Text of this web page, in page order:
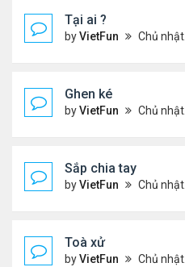
Tại ai ?
byVietFun Chủ nhật Tháng 11 14, 2021 9:21 pm
Ghen ké
byVietFun Chủ nhật Tháng 11 14, 2021 9:11 pm
Sắp chia tay
byVietFun Chủ nhật Tháng 11 14, 2021 9:09 pm
Toà xử
byVietFun Chủ nhật Tháng 11 14, 2021 9:06 pm